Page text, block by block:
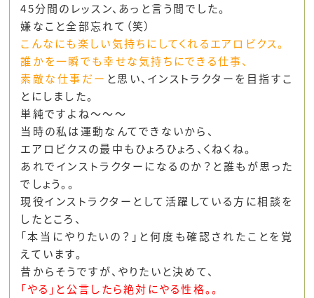
45分間のレッスン、あっと言う間でした。
嫌なこと全部忘れて（笑）
こんなにも楽しい気持ちにしてくれるエアロビクス。
誰かを一瞬でも幸せな気持ちにできる仕事、
素敵な仕事だー と思い、インストラクターを目指すこ
とにしました。
単純ですよね～～～
当時の私は運動なんてできないから、
エアロビクスの最中もひょろひょろ、くねくね。
あれでインストラクターになるのか？と誰もが思った
でしょう。。
現役インストラクターとして活躍している方に相談を
したところ、
「本当にやりたいの？」と何度も確認されたことを覚
えています。
昔からそうですが、やりたいと決めて、
「やる」と公言したら絶対にやる性格。。